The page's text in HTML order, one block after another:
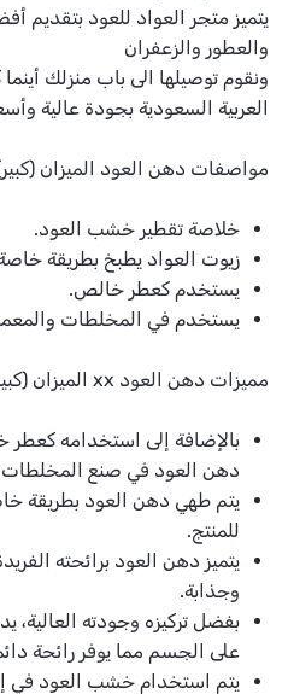
يتميز متجر العواد للعود بتقديم
والعطور والزعفران
ونقوم توصيلها الى باب منزلك
العربية السعودية بجودة عالية
مواصفات دهن العود الميزان
خلاصة تقطير خشب العود.
زيوت العواد يطبخ بطريقة
يستخدم كعطر خالص.
يستخدم في المخلطات
مميزات دهن العود xx الميزان (كبير) :-
بالإضافة إلى استخدامه
دهن العود في صنع المخلطات
يتم طهي دهن العود بطريقة
للمنتج.
يتميز دهن العود برائحته
وجذابة.
بفضل تركيزه وجودته العالية،
على الجسم مما يوفر رائحة
يتم استخدام خشب العود في